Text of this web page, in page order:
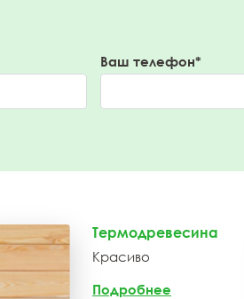
Ваш телефон*
Термодревесина
Красиво
Подробнее